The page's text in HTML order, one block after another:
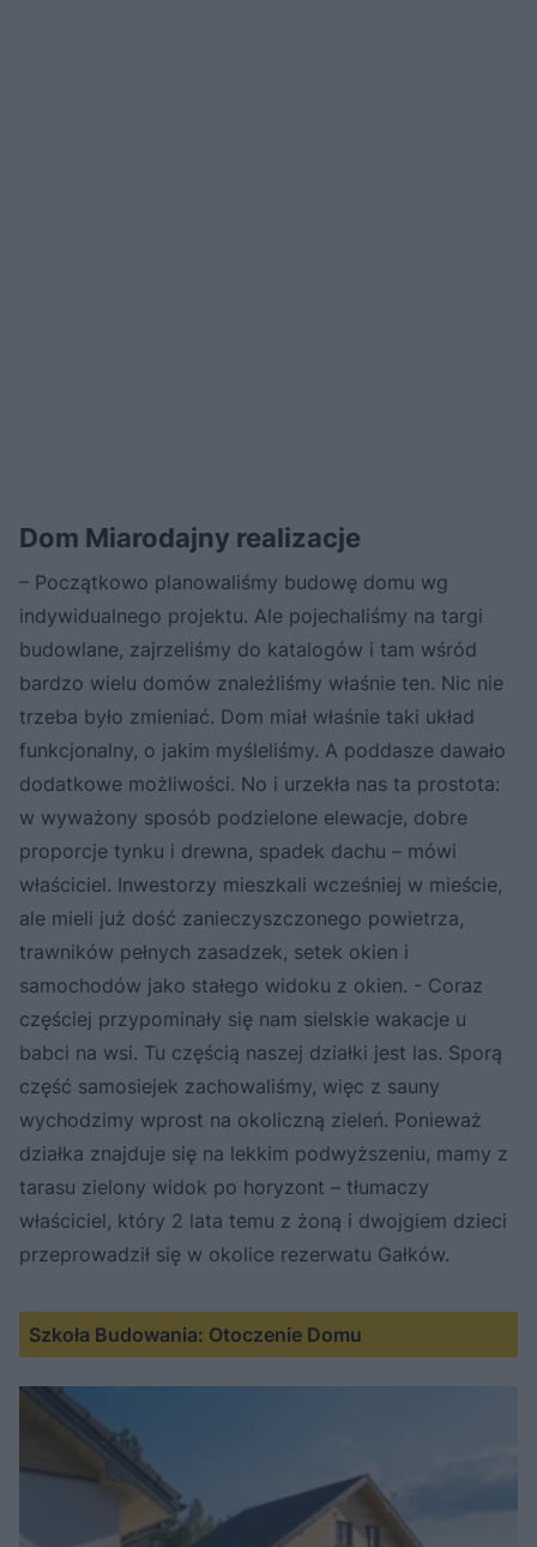
Dom Miarodajny realizacje
– Początkowo planowaliśmy budowę domu wg
indywidualnego projektu. Ale pojechaliśmy na targi
budowlane, zajrzeliśmy do katalogów i tam wśród
bardzo wielu domów znaleźliśmy właśnie ten. Nic nie
trzeba było zmieniać. Dom miał właśnie taki układ
funkcjonalny, o jakim myśleliśmy. A poddasze dawało
dodatkowe możliwości. No i urzekła nas ta prostota:
w wyważony sposób podzielone elewacje, dobre
proporcje tynku i drewna, spadek dachu – mówi
właściciel. Inwestorzy mieszkali wcześniej w mieście,
ale mieli już dość zanieczyszczonego powietrza,
trawników pełnych zasadzek, setek okien i
samochodów jako stałego widoku z okien. - Coraz
częściej przypominały się nam sielskie wakacje u
babci na wsi. Tu częścią naszej działki jest las. Sporą
część samosiejek zachowaliśmy, więc z sauny
wychodzimy wprost na okoliczną zieleń. Ponieważ
działka znajduje się na lekkim podwyższeniu, mamy z
tarasu zielony widok po horyzont – tłumaczy
właściciel, który 2 lata temu z żoną i dwojgiem dzieci
przeprowadził się w okolice rezerwatu Gałków.
Szkoła Budowania: Otoczenie Domu